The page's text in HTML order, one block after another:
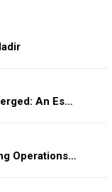
An Es…
Operations…